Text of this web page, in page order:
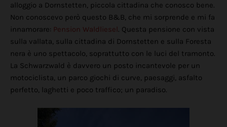
alloggio a Dornstetten, piccola cittadina che conosco bene.
Non conoscevo però questo B&B, che mi sorprende e mi fa
innamorare: Pension Waldliesel . Questa pensione con vista
sulla vallata, sulla cittadina di Dornstetten e sulla Foresta
nera è uno spettacolo, soprattutto con le luci del tramonto.
La Schwarzwald è davvero un posto incantevole per un
motociclista, un parco giochi di curve, paesaggi, asfalto
perfetto, laghetti e poco traffico; un paradiso.